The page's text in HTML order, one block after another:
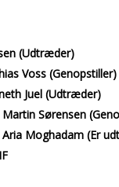
(Udtræder)
Voss (Genopstiller)
Juel (Udtræder)
Sørensen
Moghadam (Er